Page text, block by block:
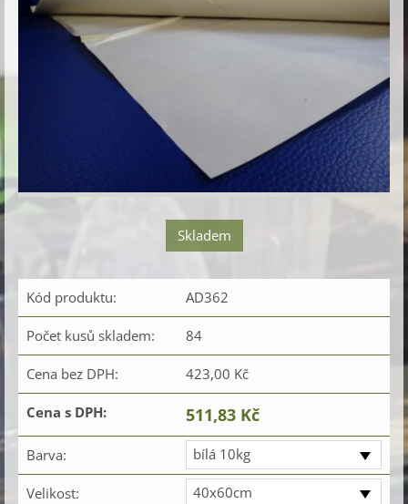
Skladem
Kód produktu: AD362
Počet kusů skladem: 84
Cena bez DPH: 423,00 Kč
Cena s DPH: 511,83 Kč
Barva: bílá 10kg
Velikost: 40x60cm